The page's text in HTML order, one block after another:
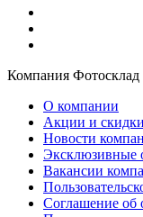
Компания Фотосклад
О компании
Акции и скидки
Новости
Эксклюзивные
Вакансии
Соглашение об